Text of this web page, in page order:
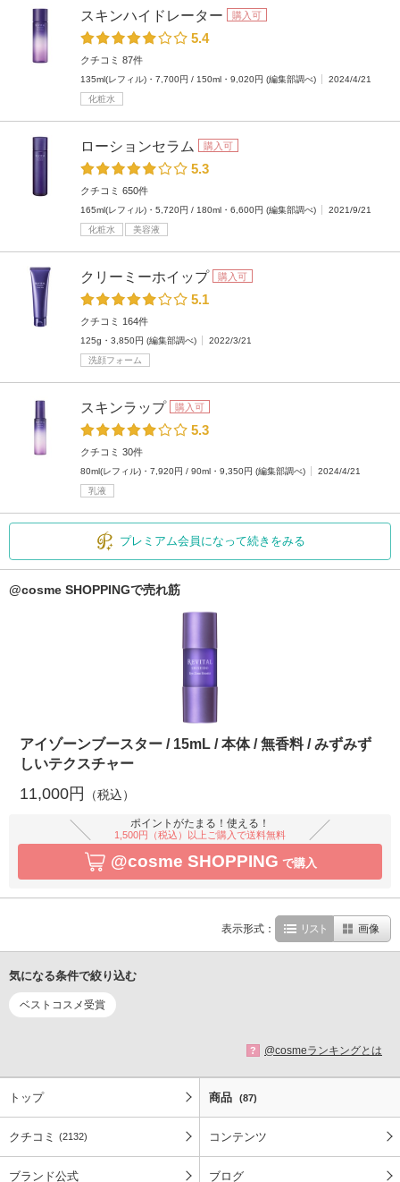
スキンハイドレーター 購入可
5.4
クチコミ 87件
135ml(レフィル)・7,700円 / 150ml・9,020円 (編集部調べ)
2024/4/21
化粧水
ローションセラム 購入可
5.3
クチコミ 650件
165ml(レフィル)・5,720円 / 180ml・6,600円 (編集部調べ)
2021/9/21
化粧水
美容液
クリーミーホイップ 購入可
5.1
クチコミ 164件
125g・3,850円 (編集部調べ)
2022/3/21
洗顔フォーム
スキンラップ 購入可
5.3
クチコミ 30件
80ml(レフィル)・7,920円 / 90ml・9,350円 (編集部調べ)
2024/4/21
乳液
プレミアム会員になって続きをみる
@cosme SHOPPINGで売れ筋
アイゾーンブースター / 15mL / 本体 / 無香料 / みずみず
しいテクスチャー
11,000円 （税込）
ポイントがたまる！使える！
1,500円（税込）以上ご購入で送料無料
@cosme SHOPPING で購入
表示形式： リスト 画像
気になる条件で絞り込む
ベストコスメ受賞
? @cosmeランキングとは
トップ 商品 (87)
クチコミ (2132) コンテンツ
ブランド公式 ブログ